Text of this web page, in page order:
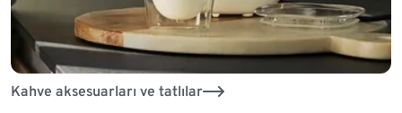
Kahve aksesuarları ve tatlılar